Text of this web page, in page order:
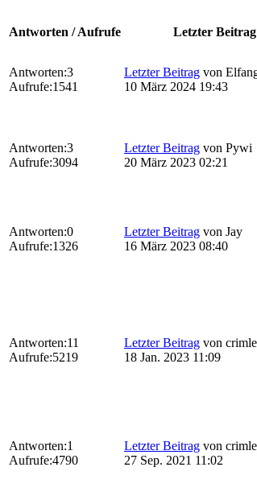
Antworten / Aufrufe
Letzter Beitrag
Antworten:3
Aufrufe:1541
Letzter Beitrag von
10 März 2024 19:43
Antworten:3
Aufrufe:3094
Letzter Beitrag von Pywi
20 März 2023 02:21
Antworten:0
Aufrufe:1326
Letzter Beitrag von Jay
16 März 2023 08:40
Antworten:11
Aufrufe:5219
Letzter Beitrag von crimle
18 Jan. 2023 11:09
Antworten:1
Aufrufe:4790
Letzter Beitrag von crimle
27 Sep. 2021 11:02